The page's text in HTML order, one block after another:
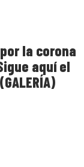
la corona
aquí el